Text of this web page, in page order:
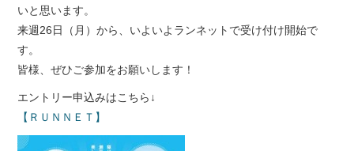
いと思います。
来週26日（月）から、いよいよランネットで受け付け開始で
す。
皆様、ぜひご参加をお願いします！
エントリー申込みはこちら↓
【ＲＵＮＮＥＴ】